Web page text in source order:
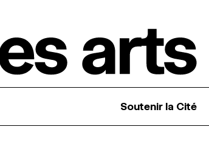
Soutenir la Cité